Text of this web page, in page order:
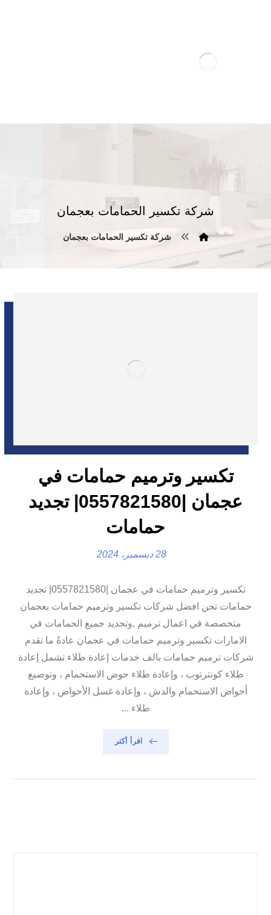
شركة تكسير الحمامات بعجمان
شركة تكسير الحمامات بعجمان
تكسير وترميم حمامات في
عجمان |0557821580| تجديد
حمامات
28 ديسمبر، 2024
تكسير وترميم حمامات في عجمان |0557821580| تجديد
حمامات نحن افضل شركات تكسير وترميم حمامات بعجمان
متخصصة في اعمال ترميم ,وتجديد جميع الحمامات في
الامارات تكسير وترميم حمامات في عجمان عادةً ما تقدم
شركات ترميم حمامات بالف خدمات إعادة طلاء تشمل إعادة
طلاء كونترتوب ، وإعادة طلاء حوض الاستحمام ، وتوضيع
أحواض الاستحمام والدش ، وإعادة غسل الأحواض ، وإعادة
طلاء ...
اقرأ أكثر